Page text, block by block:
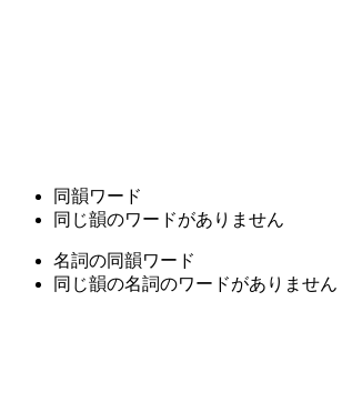
同韻ワード
同じ韻のワードがありません
名詞の同韻ワード
同じ韻の名詞のワードがありません